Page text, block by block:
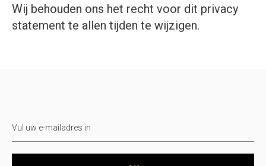
Wij behouden ons het recht voor dit privacy
statement te allen tijden te wijzigen.